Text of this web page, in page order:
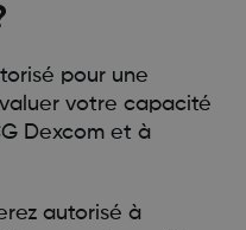
pour une
votre capacité
Dexcom et à
autorisé à